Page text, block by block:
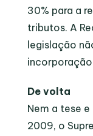
30% para a
tributos. A
legislação
De volta
Nem a tese
2009, o